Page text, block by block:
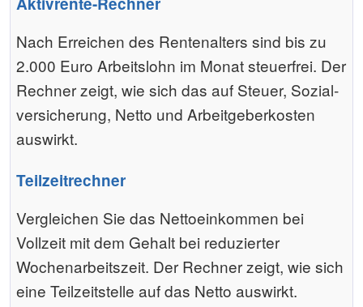
Nach Erreichen des Rentenalters sind bis zu
2.000 Euro Arbeitslohn im Monat steuerfrei. Der
Rechner zeigt, wie sich das auf Steuer, Sozial­
versicherung, Netto und Arbeitgeber­kosten
auswirkt.
Teilzeitrechner
Vergleichen Sie das Nettoeinkommen bei
Vollzeit mit dem Gehalt bei reduzierter
Wochenarbeitszeit. Der Rechner zeigt, wie sich
eine Teilzeitstelle auf das Netto auswirkt.